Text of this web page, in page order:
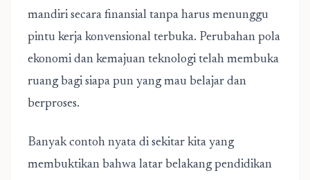
mandiri secara finansial tanpa harus menunggu
pintu kerja konvensional terbuka. Perubahan pola
ekonomi dan kemajuan teknologi telah membuka
ruang bagi siapa pun yang mau belajar dan
berproses.
Banyak contoh nyata di sekitar kita yang
membuktikan bahwa latar belakang pendidikan